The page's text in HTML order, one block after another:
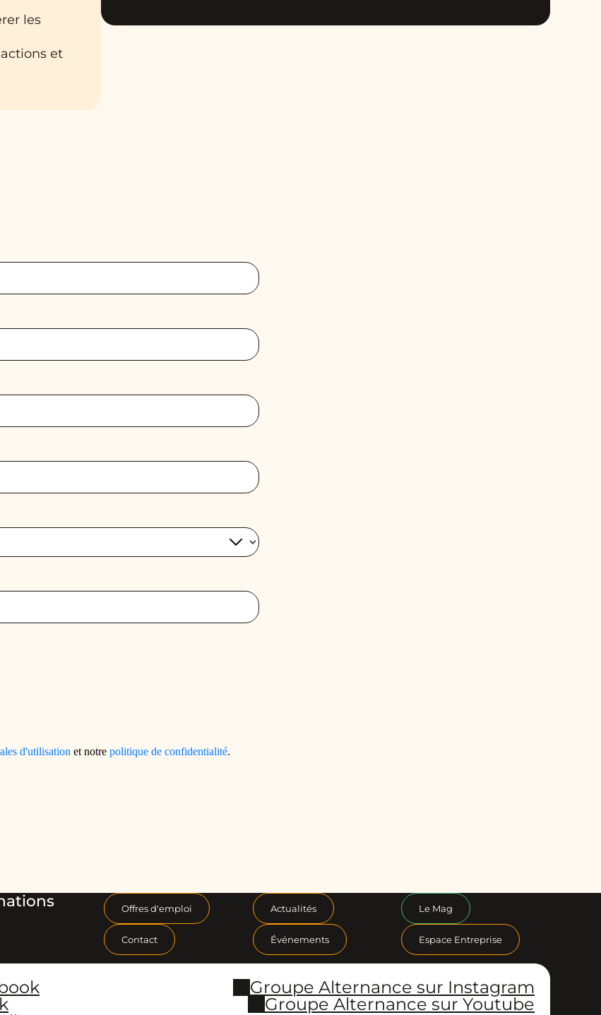
les
et
Offres d'emploi Actualités Le Mag
Contact Événements Espace Entreprise
Groupe Alternance sur Instagram
Groupe Alternance sur Youtube